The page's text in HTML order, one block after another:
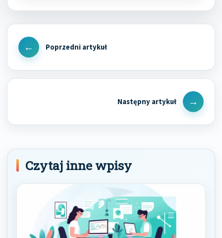
Nawigacja
wpisu
Previous
Next
Post
Czytaj inne wpisy